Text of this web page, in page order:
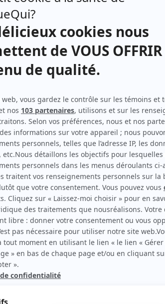
Personnages
La vie compliquée de Léa Olivier(Géraldine)
L'Échappée(Anaïs Dubé-Racine )
carbure à son petit écran. Celui qu’on surnomme
à 2001. Sa spécialité: la télé québécoise. On peut